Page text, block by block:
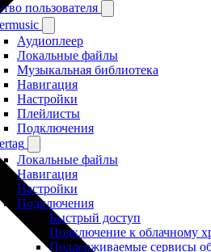
пользователя
Аудиоплеер
Локальные файлы
Музыкальная библиотека
Навигация
Настройки
Плейлисты
Подключения
Локальные файлы
Навигация
Настройки
Подключения
Быстрый доступ
Подключение к облачному
Поддерживаемые сервисы